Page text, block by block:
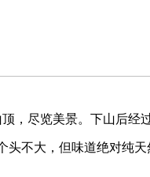
，尽览美景。下山后
头不大，但味道绝对纯